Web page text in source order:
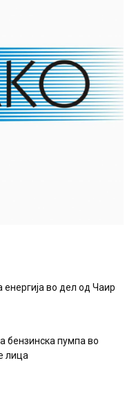
енергија во дел од Чаир
бензинска пумпа во
лица